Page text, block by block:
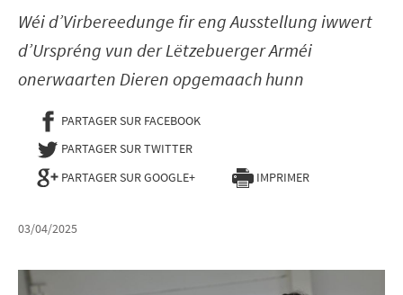
Wéi d’Virbereedunge fir eng Ausstellung iwwert
d’Urspréng vun der Lëtzebuerger Arméi
onerwaarten Dieren opgemaach hunn
PARTAGER SUR FACEBOOK- NOUVELLE FENÊTRE
PARTAGER SUR TWITTER- NOUVELLE FENÊTRE
PARTAGER SUR GOOGLE+
IMPRIMER
03/04/2025